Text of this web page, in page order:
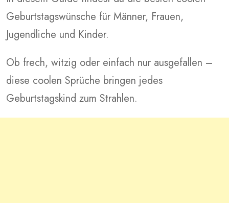
Geburtstagswünsche für Männer, Frauen,
Jugendliche und Kinder.
Ob frech, witzig oder einfach nur ausgefallen –
diese coolen Sprüche bringen jedes
Geburtstagskind zum Strahlen.